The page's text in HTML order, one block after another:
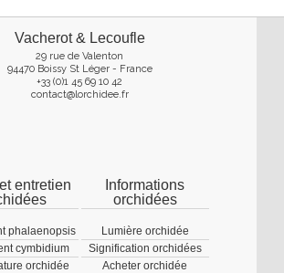
Vacherot & Lecoufle
29 rue de Valenton
94470 Boissy St Léger - France
+33 (0)1 45 69 10 42
contact@lorchidee.fr
entretien
phalaenopsis
cymbidium
orchidée
Informations
orchidées
Lumière orchidée
Signification orchidées
Acheter orchidée